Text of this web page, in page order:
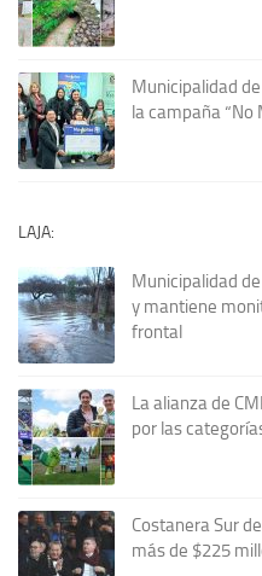
Municipalidad
la campaña “No
LAJA:
Municipalidad
y mantiene
frontal
La alianza de
por las
Costanera Sur
más de $225